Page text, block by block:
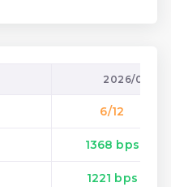
2026/03
6/12
1368 bps
1221 bps